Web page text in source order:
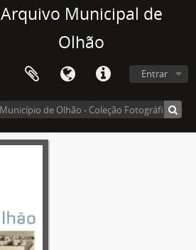
Arquivo Municipal de
Olhão
Entrar